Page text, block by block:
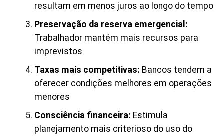
resultam em menos juros ao longo do tempo
Preservação da reserva emergencial:
Trabalhador mantém mais recursos para
imprevistos
Taxas mais competitivas: Bancos tendem a
oferecer condições melhores em operações
menores
Consciência financeira: Estimula
planejamento mais criterioso do uso do